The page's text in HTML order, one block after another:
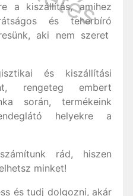
a kiszállítás, amihez
és teherbíró
aki nem szeret
és kiszállítási
rengeteg embert
során, termékeink
helyekre a
rád, hiszen
minket!
és tudj dolgozni, akár